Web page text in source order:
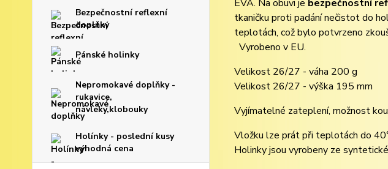
Bezpečnostní reflexní
doplňky
Pánské holinky
Nepromokavé doplňky -
rukavice,
návleky,klobouky
Holínky - poslední kusy
výhodná cena
EVA. Na obuvi je bezpečnostní
tkaničku proti padání nečistot do
teplotách, což bylo potvrzeno
Vyrobeno v EU.
Velikost 26/27 - váha 200 g
Velikost 26/27 - výška 195 mm
Vyjímatelné zateplení, možnost
Vložku lze prát při teplotách do
Holinky jsou vyrobeny ze